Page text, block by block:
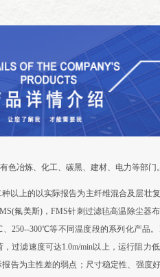
色冶炼、化工、碳黑、建材、电力等部门。
以上的以实际报告为主纤维混合及层壮
氟美斯)，FMS针刺过滤毡高温除尘器
250--300℃等不同温度段的系列化产品
过滤速度可达1.0m/min以上，运行阻力
告为主性差的弱点；尺寸稳定性、强度